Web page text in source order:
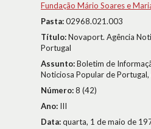
Fundação Mário Soares e
Pasta:02968.021.003
Título:Novaport. Agência
Portugal
Assunto:Boletim de
Noticiosa Popular de Portugal,
Número:8 (42)
Ano: III
Data:quarta, 1 de maio de